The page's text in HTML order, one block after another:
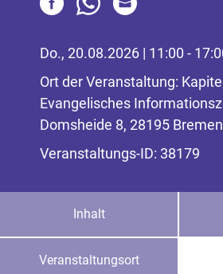
Do., 20.08.2026 | 11:00 -
Ort der Veranstaltung:
Evangelisches
Domsheide 8, 28195 Bremen
Veranstaltungs-ID: 38179
Inhalt
Veranstaltungsort